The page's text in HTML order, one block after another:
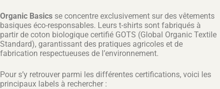
Organic Basics se concentre exclusivement sur des vêtements
basiques éco-responsables. Leurs t-shirts sont fabriqués à
partir de coton biologique certifié GOTS (Global Organic Textile
Standard), garantissant des pratiques agricoles et de
fabrication respectueuses de l’environnement.
Pour s’y retrouver parmi les différentes certifications, voici les
principaux labels à rechercher :